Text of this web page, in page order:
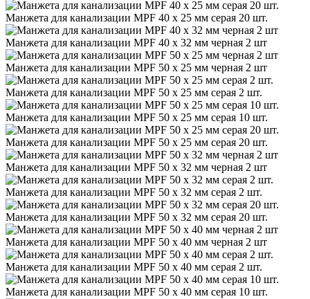
Манжета для канализации MPF 40 х 25 мм серая 20 шт.
Манжета для канализации MPF 40 х 32 мм черная 2 шт
Манжета для канализации MPF 50 х 25 мм черная 2 шт
Манжета для канализации MPF 50 х 25 мм серая 2 шт.
Манжета для канализации MPF 50 х 25 мм серая 10 шт.
Манжета для канализации MPF 50 х 25 мм серая 20 шт.
Манжета для канализации MPF 50 х 32 мм черная 2 шт
Манжета для канализации MPF 50 х 32 мм серая 2 шт.
Манжета для канализации MPF 50 х 32 мм серая 20 шт.
Манжета для канализации MPF 50 х 40 мм черная 2 шт
Манжета для канализации MPF 50 х 40 мм серая 2 шт.
Манжета для канализации MPF 50 х 40 мм серая 10 шт.